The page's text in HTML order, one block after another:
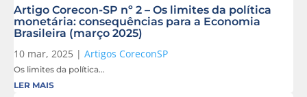
Artigo Corecon-SP nº 2 – Os limites da política
monetária: consequências para a Economia
Brasileira (março 2025)
10 mar, 2025 | Artigos CoreconSP
Os limites da política...
LER MAIS